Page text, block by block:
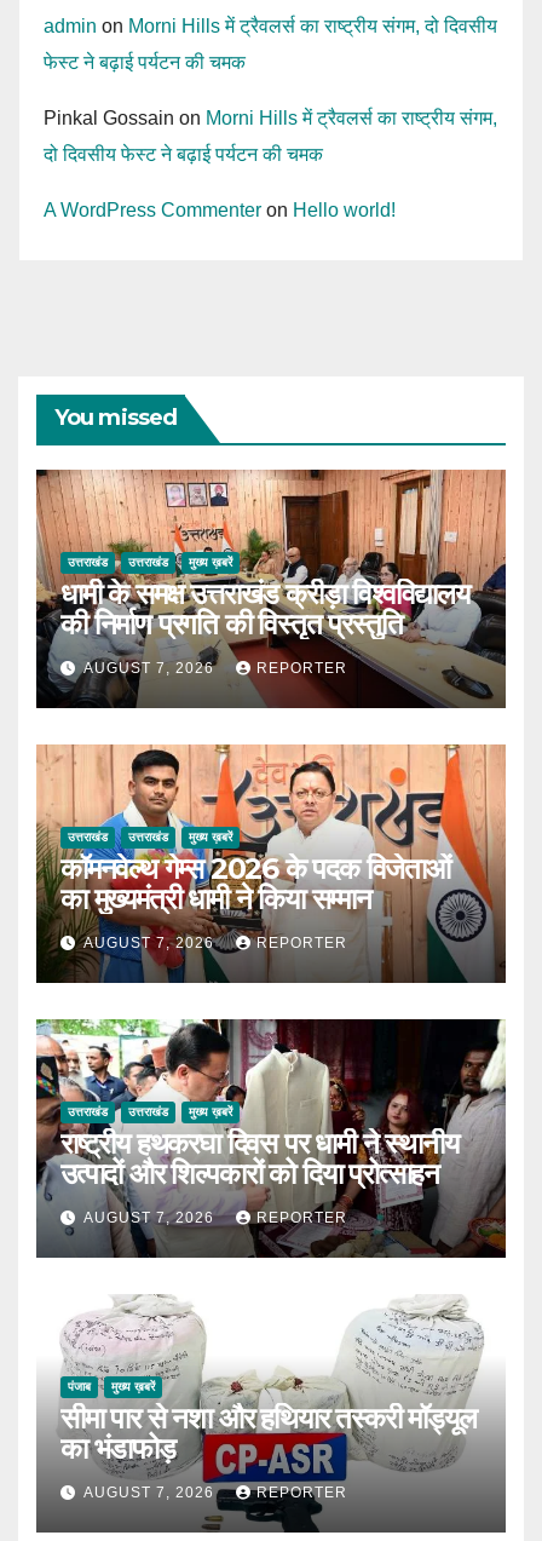
admin on Morni Hills में ट्रैवलर्स का राष्ट्रीय संगम, दो दिवसीय
फेस्ट ने बढ़ाई पर्यटन की चमक
Pinkal Gossain on Morni Hills में ट्रैवलर्स का राष्ट्रीय संगम,
दो दिवसीय फेस्ट ने बढ़ाई पर्यटन की चमक
A WordPress Commenter on Hello world!
You missed
उत्तराखंड उत्तराखंड मुख्य ख़बरें
धामी के समक्ष उत्तराखंड क्रीड़ा विश्वविद्यालय
की निर्माण प्रगति की विस्तृत प्रस्तुति
AUGUST 7, 2026 REPORTER
उत्तराखंड उत्तराखंड मुख्य ख़बरें
कॉमनवेल्थ गेम्स 2026 के पदक विजेताओं
का मुख्यमंत्री धामी ने किया सम्मान
AUGUST 7, 2026 REPORTER
उत्तराखंड उत्तराखंड मुख्य ख़बरें
राष्ट्रीय हथकरघा दिवस पर धामी ने स्थानीय
उत्पादों और शिल्पकारों को दिया प्रोत्साहन
AUGUST 7, 2026 REPORTER
पंजाब मुख्य ख़बरें
सीमा पार से नशा और हथियार तस्करी मॉड्यूल
का भंडाफोड़
AUGUST 7, 2026 REPORTER